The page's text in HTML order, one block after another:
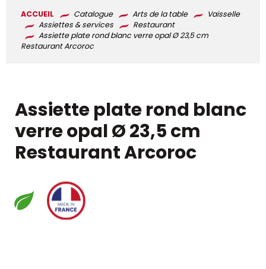
ACCUEIL Catalogue Arts de la table
Vaisselle
Assiettes & services
Restaurant
Assiette plate rond blanc verre opal Ø 23,5 cm
Restaurant Arcoroc
Assiette plate rond blanc
verre opal Ø 23,5 cm
Restaurant Arcoroc